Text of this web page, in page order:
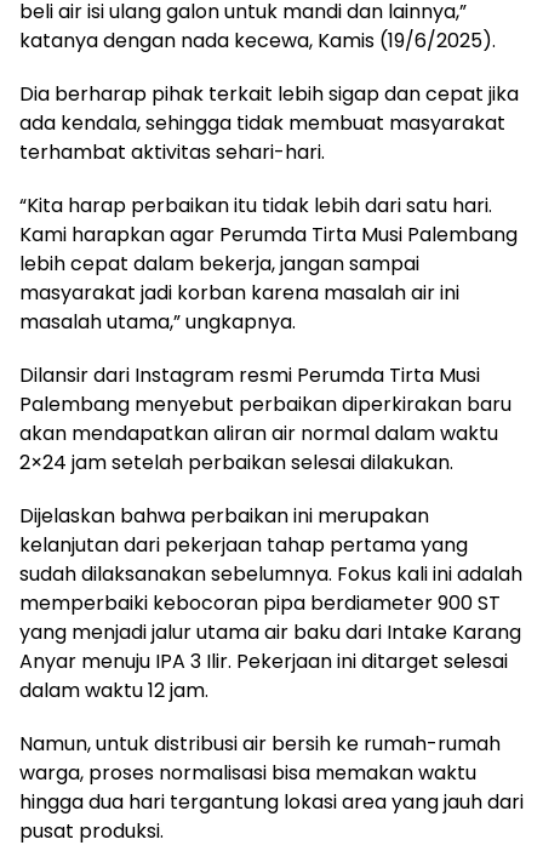
beli air isi ulang galon untuk mandi dan lainnya,”
katanya dengan nada kecewa, Kamis (19/6/2025).
Dia berharap pihak terkait lebih sigap dan cepat jika
ada kendala, sehingga tidak membuat masyarakat
terhambat aktivitas sehari-hari.
“Kita harap perbaikan itu tidak lebih dari satu hari.
Kami harapkan agar Perumda Tirta Musi Palembang
lebih cepat dalam bekerja, jangan sampai
masyarakat jadi korban karena masalah air ini
masalah utama,” ungkapnya.
Dilansir dari Instagram resmi Perumda Tirta Musi
Palembang menyebut perbaikan diperkirakan baru
akan mendapatkan aliran air normal dalam waktu
2×24 jam setelah perbaikan selesai dilakukan.
Dijelaskan bahwa perbaikan ini merupakan
kelanjutan dari pekerjaan tahap pertama yang
sudah dilaksanakan sebelumnya. Fokus kali ini adalah
memperbaiki kebocoran pipa berdiameter 900 ST
yang menjadi jalur utama air baku dari Intake Karang
Anyar menuju IPA 3 Ilir. Pekerjaan ini ditarget selesai
dalam waktu 12 jam.
Namun, untuk distribusi air bersih ke rumah-rumah
warga, proses normalisasi bisa memakan waktu
hingga dua hari tergantung lokasi area yang jauh dari
pusat produksi.